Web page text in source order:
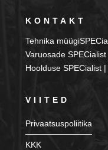
KONTAKT
Tehnika
Varuosade
Hoolduse SPECialist
VIITED
Privaatsuspoliitika
KKK